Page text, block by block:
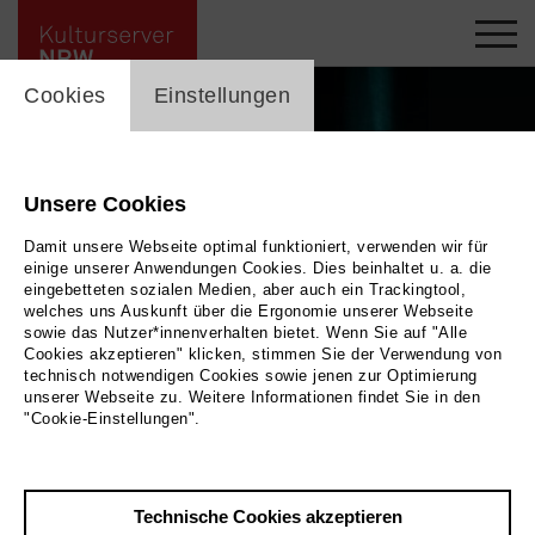
Marie Schneider © Theresa Dorfey
Übersicht
cookie_layer
Cookies Einstellungen
Unsere Cookies
Damit unsere Webseite optimal funktioniert, verwenden wir für
einige unserer Anwendungen Cookies. Dies beinhaltet u. a. die
eingebetteten sozialen Medien, aber auch ein Trackingtool,
welches uns Auskunft über die Ergonomie unserer Webseite
sowie das Nutzer*innenverhalten bietet. Wenn Sie auf "Alle
Cookies akzeptieren" klicken, stimmen Sie der Verwendung von
technisch notwendigen Cookies sowie jenen zur Optimierung
unserer Webseite zu. Weitere Informationen findet Sie in den
"Cookie-Einstellungen".
Technische Cookies akzeptieren